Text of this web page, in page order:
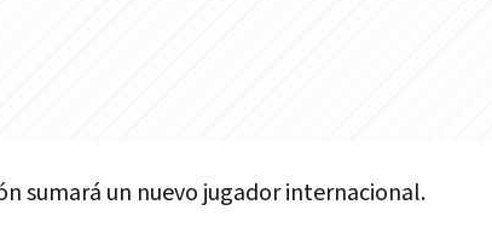
sumará un nuevo jugador internacional.